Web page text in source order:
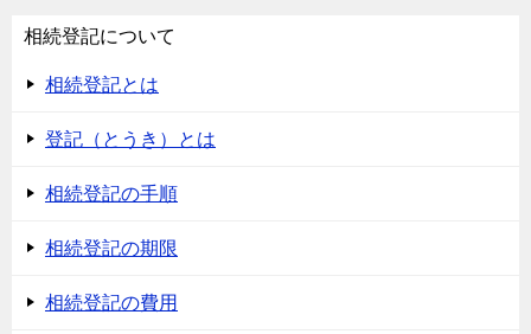
ー
シ
相続登記について
相続登記とは
登記（とうき）とは
相続登記の手順
相続登記の期限
相続登記の費用